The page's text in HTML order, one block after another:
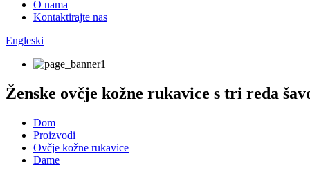
O nama
Kontaktirajte nas
Engleski
Ženske ovčje kožne rukavice s tri reda
Dom
Proizvodi
Ovčje kožne rukavice
Dame